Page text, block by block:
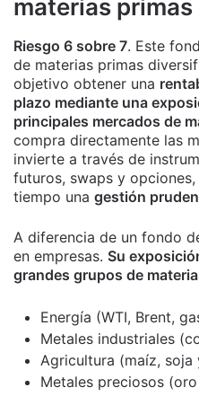
materias
Riesgo 6 sobre 7. Este
de materias primas
objetivo obtener una
plazo mediante una
principales mercados de
compra directamente las
invierte a través de
futuros, swaps y
tiempo una gestión
A diferencia de un fondo
en empresas. Su
grandes grupos de
Energía (WTI, Brent,
Metales industriales
Agricultura (maíz, soja
Metales preciosos